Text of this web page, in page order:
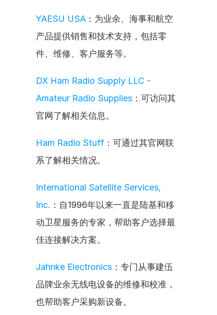
YAESU USA ：为业余、海事和航空
产品提供销售和技术支持，包括零
件、维修、客户服务等。
DX Ham Radio Supply LLC -
Amateur Radio Supplies ：可访问其
官网了解相关信息。
Ham Radio Stuff ：可通过其官网联
系了解相关情况。
International Satellite Services,
Inc. ：自1996年以来一直是陆基和移
动卫星服务的专家，帮助客户选择最
佳连接解决方案。
Jahnke Electronics ：专门从事建伍
品牌业余无线电设备的维修和校准，
也帮助客户采购新设备。